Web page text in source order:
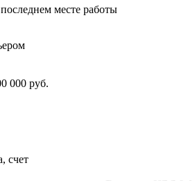
месте работы
000 руб.
счет